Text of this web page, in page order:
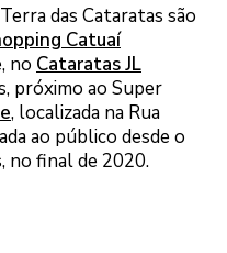
das Cataratas são
Catuaí
no Cataratas JL
próximo ao Super
, localizada na Rua
ao público desde o
no final de 2020.